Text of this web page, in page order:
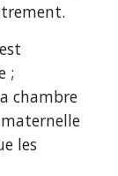
;
chambre
les